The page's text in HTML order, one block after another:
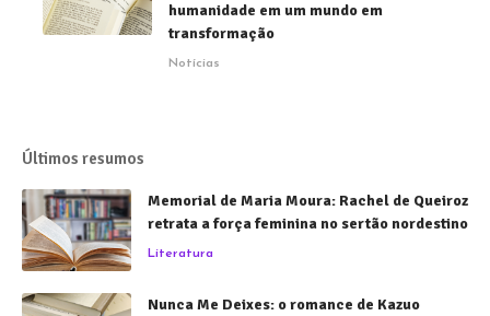
humanidade em um mundo em
transformação
Notícias
Últimos resumos
Memorial de Maria Moura: Rachel de Queiroz
retrata a força feminina no sertão nordestino
Literatura
Nunca Me Deixes: o romance de Kazuo